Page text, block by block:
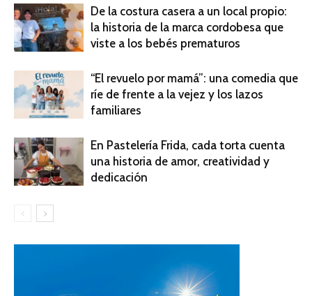
De la costura casera a un local propio:
la historia de la marca cordobesa que
viste a los bebés prematuros
“El revuelo por mamá”: una comedia que
ríe de frente a la vejez y los lazos
familiares
En Pastelería Frida, cada torta cuenta
una historia de amor, creatividad y
dedicación